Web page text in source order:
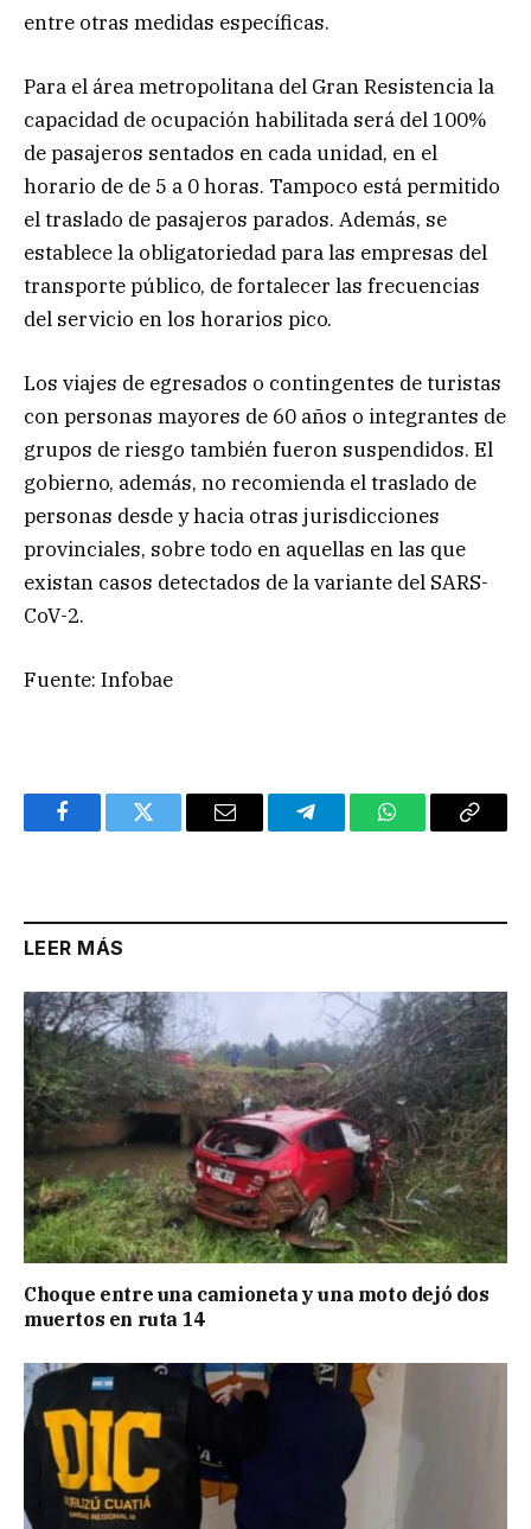
entre otras medidas específicas.
Para el área metropolitana del Gran Resistencia la
capacidad de ocupación habilitada será del 100%
de pasajeros sentados en cada unidad, en el
horario de de 5 a 0 horas. Tampoco está permitido
el traslado de pasajeros parados. Además, se
establece la obligatoriedad para las empresas del
transporte público, de fortalecer las frecuencias
del servicio en los horarios pico.
Los viajes de egresados o contingentes de turistas
con personas mayores de 60 años o integrantes de
grupos de riesgo también fueron suspendidos. El
gobierno, además, no recomienda el traslado de
personas desde y hacia otras jurisdicciones
provinciales, sobre todo en aquellas en las que
existan casos detectados de la variante del SARS-
CoV-2.
Fuente: Infobae
FacebookTwitter Email TelegramWhatsAppCopy
LEER MÁS
Choque entre una camioneta y una moto dejó dos
muertos en ruta 14